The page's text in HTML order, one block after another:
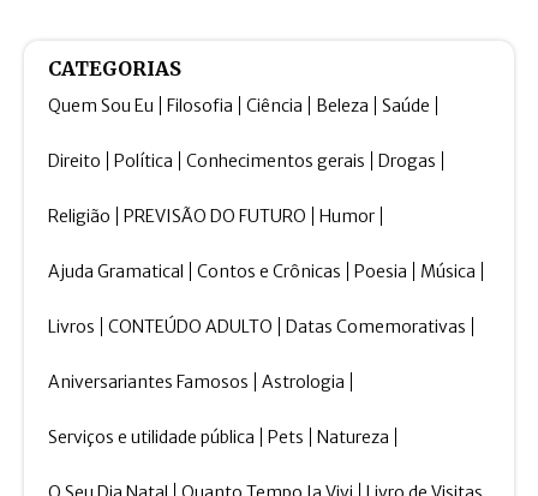
CATEGORIAS
Quem Sou Eu Filosofia Ciência Beleza Saúde
Direito Política Conhecimentos gerais Drogas
Religião PREVISÃO DO FUTURO Humor
Ajuda Gramatical Contos e Crônicas Poesia Música
Livros CONTEÚDO ADULTO Datas Comemorativas
Aniversariantes Famosos Astrologia
Serviços e utilidade pública Pets Natureza